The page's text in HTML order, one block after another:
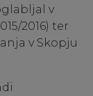
v
2016) ter
v Skopju